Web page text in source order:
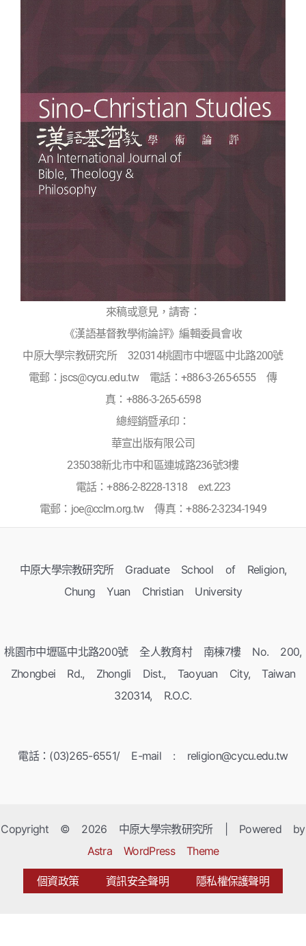
來稿或意見，請寄：
《漢語基督教學術論評》編輯委員會收
中原大學宗教研究所 320314桃園市中壢區中北路200號
電郵：jscs@cycu.edu.tw 電話：+886-3-265-6555 傳
真：+886-3-265-6598
總經銷暨承印：
華宣出版有限公司
235038新北市中和區連城路236號3樓
電話：+886-2-8228-1318 ext.223
電郵：joe@cclm.org.tw 傳真：+886-2-3234-1949
中原大學宗教研究所 Graduate School of Religion,
Chung Yuan Christian University
桃園市中壢區中北路200號 全人教育村 南棟7樓 No. 200,
Zhongbei Rd., Zhongli Dist., Taoyuan City, Taiwan
320314, R.O.C.
電話：(03)265-6551/ E-mail : religion@cycu.edu.tw
Copyright © 2026 中原大學宗教研究所 | Powered by
Astra WordPress Theme
個資政策 資訊安全聲明 隱私權保護聲明